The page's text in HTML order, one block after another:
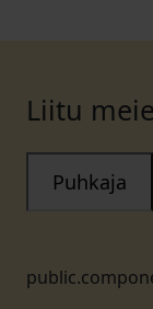
Liitu
Puhkaja